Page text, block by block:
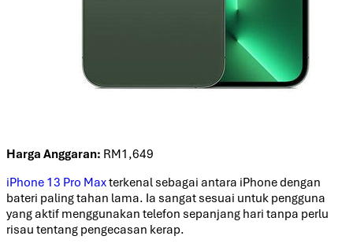
Harga Anggaran: RM1,649
iPhone 13 Pro Maxterkenal sebagai antara iPhone dengan
bateri paling tahan lama. Ia sangat sesuai untuk pengguna
yang aktif menggunakan telefon sepanjang hari tanpa perlu
risau tentang pengecasan kerap.